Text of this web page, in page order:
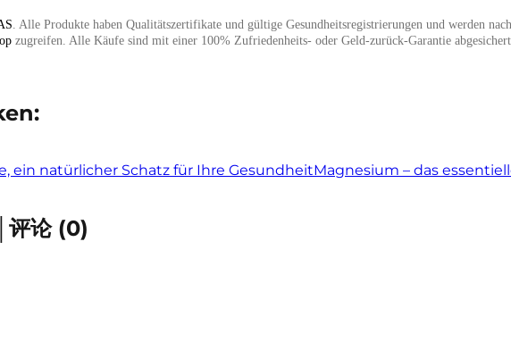
. Alle Produkte haben Qualitätszertifikate und gültige Gesundheitsregistrierungen und werden
zugreifen. Alle Käufe sind mit einer 100% Zufriedenheits- oder Geld-zurück-Garantie abgesichert.
ein natürlicher Schatz für Ihre GesundheitMagnesium – das
Kommentare │ Comments │ تعليقات │评论(0)